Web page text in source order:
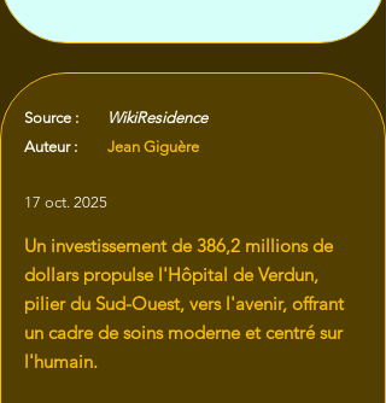
Source :
WikiResidence
Auteur :
Jean Giguère
17 oct. 2025
Un investissement de 386,2 millions de
dollars propulse l'Hôpital de Verdun,
pilier du Sud-Ouest, vers l'avenir, offrant
un cadre de soins moderne et centré sur
l'humain.